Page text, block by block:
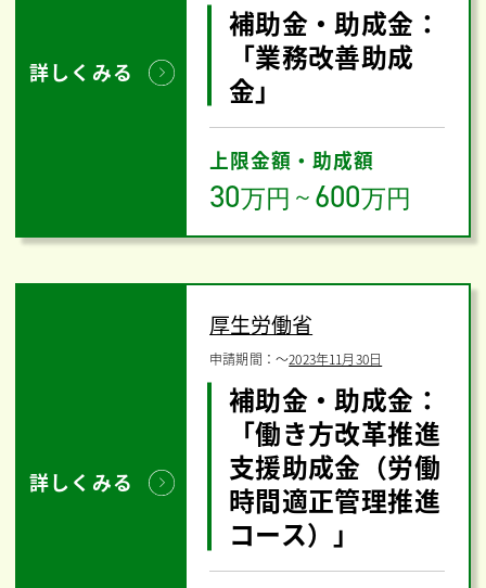
詳しくみる
補助金・助成金：
「業務改善助成
金」
上限金額・助成額
30万円 ～ 600万円
詳しくみる
厚生労働省
申請期間：〜2023年11月30日
補助金・助成金：
「働き方改革推進
支援助成金（労働
時間適正管理推進
コース）」